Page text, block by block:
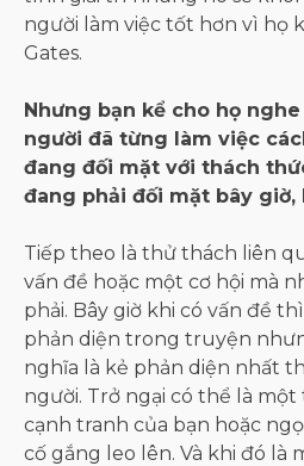
người làm việc tốt hơn vì họ
Gates.
Nhưng bạn kể cho họ
người đã từng làm việc
đang đối mặt với thách
đang phải đối mặt bây giờ,
Tiếp theo là thử thách liên
vấn đề hoặc một cơ hội mà
phải. Bây giờ khi có vấn đề
phản diện trong truyện
nghĩa là kẻ phản diện nhất
người. Trở ngại có thể là
cạnh tranh của bạn hoặc
cố gắng leo lên. Và khi đó là